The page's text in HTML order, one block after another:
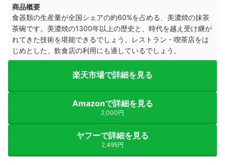
商品概要
食器類の生産量が全国シェアの約60%を占める、美濃焼の抹茶
茶碗です。美濃焼の1300年以上の歴史と、時代を越え受け継が
れてきた技術を堪能できるでしょう。レストラン・喫茶店をは
じめとした、飲食店の利用にも適しているでしょう。
楽天市場で詳細を見る
Amazonで詳細を見る
2,000円
ヤフーで詳細を見る
2,495円